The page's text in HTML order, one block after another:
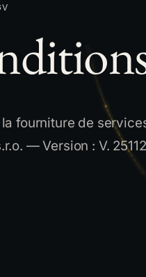
fourniture de
— Version : V.